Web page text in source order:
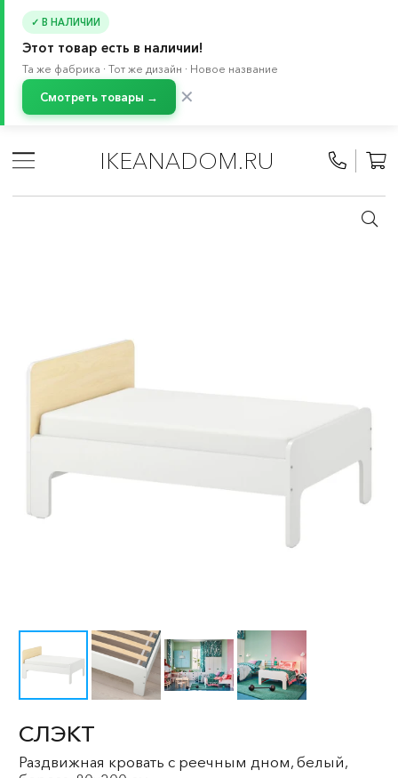
✓ В НАЛИЧИИ
Этот товар есть в наличии!
Та же фабрика · Тот же дизайн · Новое название
Смотреть товары → ✕
IKEANADOM.RU
Кровати для детей от 3 лет /
Детские раздвижные кровати и кровати с бортиками
СЛЭКТ
Раздвижная кровать с реечным дном, белый,